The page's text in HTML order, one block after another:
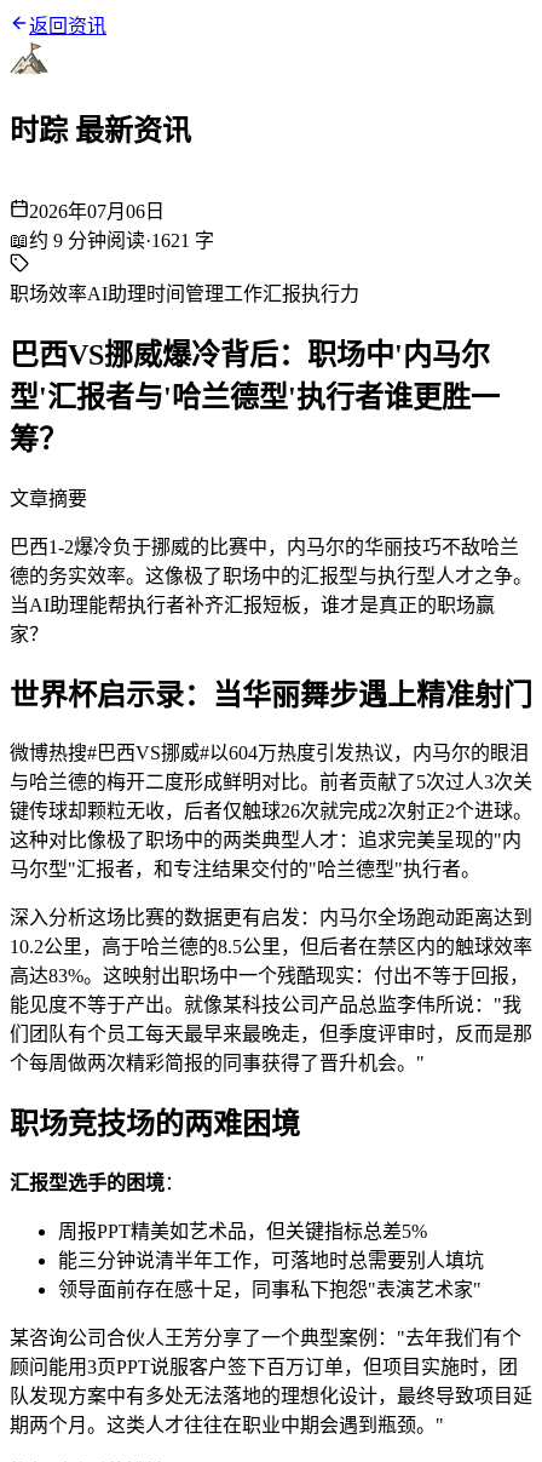
返回资讯
时踪 最新资讯
2026年07月06日
📖约 9 分钟阅读·1621 字
职场效率AI助理时间管理工作汇报执行力
巴西VS挪威爆冷背后：职场中'内马尔
型'汇报者与'哈兰德型'执行者谁更胜一
筹？
文章摘要
巴西1-2爆冷负于挪威的比赛中，内马尔的华丽技巧不敌哈兰
德的务实效率。这像极了职场中的汇报型与执行型人才之争。
当AI助理能帮执行者补齐汇报短板，谁才是真正的职场赢
家？
世界杯启示录：当华丽舞步遇上精准射门
微博热搜#巴西VS挪威#以604万热度引发热议，内马尔的眼泪
与哈兰德的梅开二度形成鲜明对比。前者贡献了5次过人3次关
键传球却颗粒无收，后者仅触球26次就完成2次射正2个进球。
这种对比像极了职场中的两类典型人才：追求完美呈现的"内
马尔型"汇报者，和专注结果交付的"哈兰德型"执行者。
深入分析这场比赛的数据更有启发：内马尔全场跑动距离达到
10.2公里，高于哈兰德的8.5公里，但后者在禁区内的触球效率
高达83%。这映射出职场中一个残酷现实：付出不等于回报，
能见度不等于产出。就像某科技公司产品总监李伟所说："我
们团队有个员工每天最早来最晚走，但季度评审时，反而是那
个每周做两次精彩简报的同事获得了晋升机会。"
职场竞技场的两难困境
汇报型选手的困境：
周报PPT精美如艺术品，但关键指标总差5%
能三分钟说清半年工作，可落地时总需要别人填坑
领导面前存在感十足，同事私下抱怨"表演艺术家"
某咨询公司合伙人王芳分享了一个典型案例："去年我们有个
顾问能用3页PPT说服客户签下百万订单，但项目实施时，团
队发现方案中有多处无法落地的理想化设计，最终导致项目延
期两个月。这类人才往往在职业中期会遇到瓶颈。"